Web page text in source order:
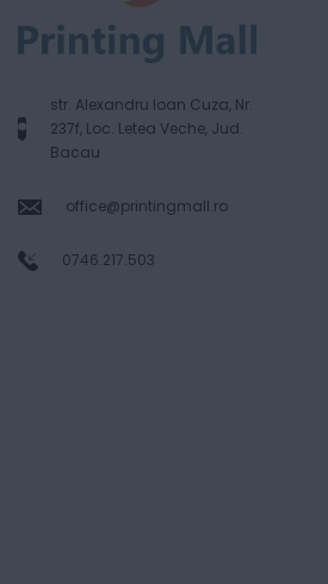
str. Alexandru Ioan Cuza, Nr.
237f, Loc. Letea Veche, Jud.
Bacau
office@printingmall.ro
0746.217.503